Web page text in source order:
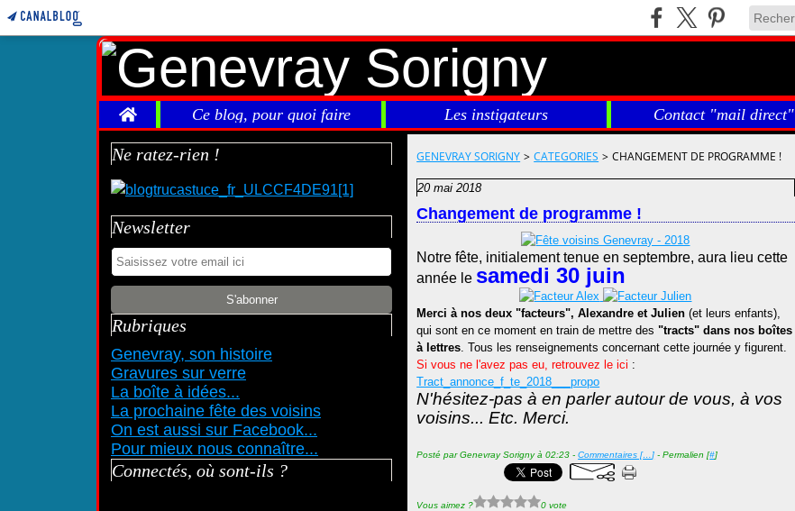
Home Ce blog, pour quoi faire Les instigateurs Contact "mail direct"
Ne ratez-rien !
Newsletter
Rubriques
Genevray, son histoire
Gravures sur verre
La boîte à idées...
La prochaine fête des voisins
On est aussi sur Facebook...
Pour mieux nous connaître...
Connectés, où sont-ils ?
GENEVRAY SORIGNY > CATEGORIES > CHANGEMENT DE PROGRAMME !
20 mai 2018
Changement de programme !
Notre fête, initialement tenue en septembre, aura lieu cette
année le samedi 30 juin
Merci à nos deux "facteurs", Alexandre et Julien (et leurs enfants),
qui sont en ce moment en train de mettre des"tracts" dans nos boîtes
à lettres. Tous les renseignements concernant cette journée y figurent.
Si vous ne l'avez pas eu, retrouvez le ici :
Tract_annonce_f_te_2018___propo
N'hésitez-pas à en parler autour de vous, à vos
voisins... Etc. Merci.
Posté par Genevray Sorigny à 02:23 -Commentaires [… ] - Permalien [#]
Vous aimez ? 0 vote